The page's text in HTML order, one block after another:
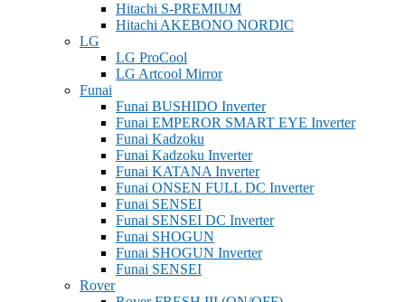
Hitachi S-PREMIUM
Hitachi AKEBONO NORDIC
LG
LG ProCool
LG Artcool Mirror
Funai
Funai BUSHIDO Inverter
Funai EMPEROR SMART EYE Inverter
Funai Kadzoku
Funai Kadzoku Inverter
Funai KATANA Inverter
Funai ONSEN FULL DC Inverter
Funai SENSEI
Funai SENSEI DC Inverter
Funai SHOGUN
Funai SHOGUN Inverter
Funai SENSEI
Rover